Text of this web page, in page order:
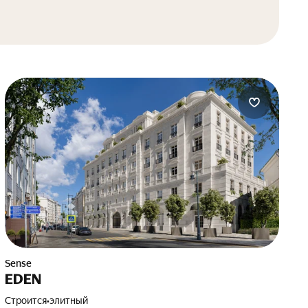
Sense
EDEN
Строится•элитный